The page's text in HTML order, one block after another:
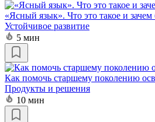
«Ясный язык». Что это такое и
Устойчивое развитие
5 мин
Как помочь старшему поколению
Продукты и решения
10 мин